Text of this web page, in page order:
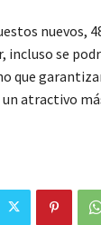
nuevos,
incluso se
que
atractivo